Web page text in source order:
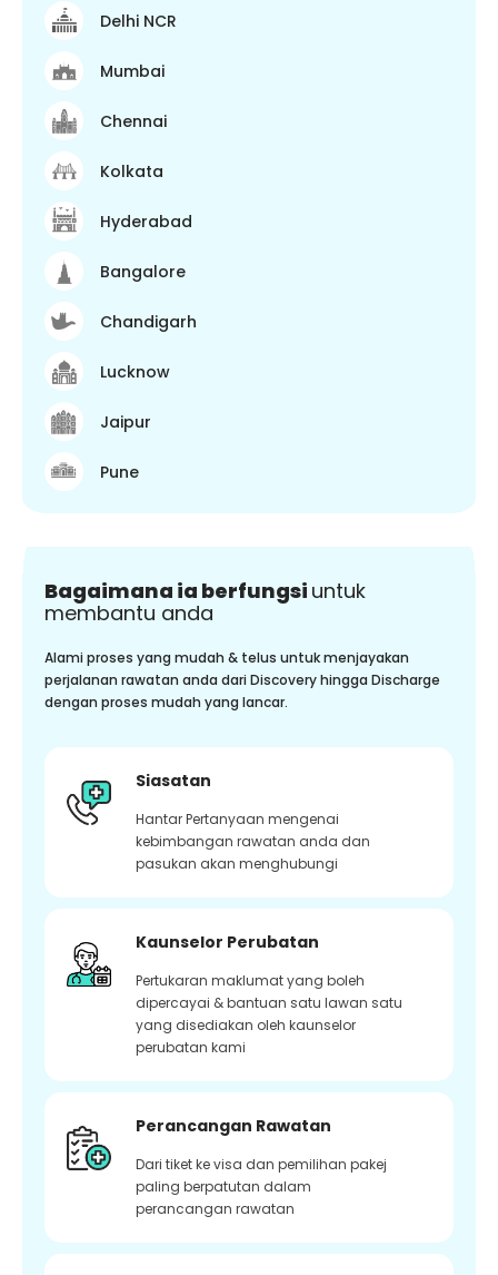
Delhi NCR
Mumbai
Chennai
Kolkata
Hyderabad
Bangalore
Chandigarh
Lucknow
Jaipur
Pune
Bagaimana ia berfungsi untuk
membantu anda
Alami proses yang mudah & telus untuk menjayakan
perjalanan rawatan anda dari Discovery hingga Discharge
dengan proses mudah yang lancar.
Siasatan
Hantar Pertanyaan mengenai
kebimbangan rawatan anda dan
pasukan akan menghubungi
Kaunselor Perubatan
Pertukaran maklumat yang boleh
dipercayai & bantuan satu lawan satu
yang disediakan oleh kaunselor
perubatan kami
Perancangan Rawatan
Dari tiket ke visa dan pemilihan pakej
paling berpatutan dalam
perancangan rawatan